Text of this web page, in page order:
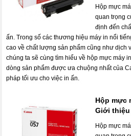
Hộp mực
quan trọng
định đến
ấn. Trong số các thương hiệu máy in nổi
cao về chất lượng sản phẩm cũng như dịch
chúng ta sẽ cùng tìm hiểu về hộp mực máy
dòng sản phẩm được ưa chuộng nhất của
pháp tối ưu cho việc in ấn.
Hộp mực
Giới
Hộp mực